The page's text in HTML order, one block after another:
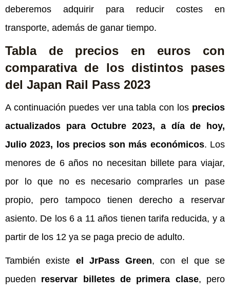
deberemos adquirir para reducir costes en
transporte, además de ganar tiempo.
Tabla de precios en euros con
comparativa de los distintos pases
del Japan Rail Pass 2023
A continuación puedes ver una tabla con los precios
actualizados para Octubre 2023, a día de hoy,
Julio 2023, los precios son más económicos. Los
menores de 6 años no necesitan billete para viajar,
por lo que no es necesario comprarles un pase
propio, pero tampoco tienen derecho a reservar
asiento. De los 6 a 11 años tienen tarifa reducida, y a
partir de los 12 ya se paga precio de adulto.
También existe el JrPass Green, con el que se
pueden reservar billetes de primera clase, pero